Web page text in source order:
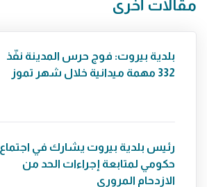
مقالات أخرى
بلدية بيروت: فوج حرس المدينة نفّذ
332 مهمة ميدانية خلال شهر تموز
رئيس بلدية بيروت يشارك في اجتماع
حكومي لمتابعة إجراءات الحد من
الازدحام المروري